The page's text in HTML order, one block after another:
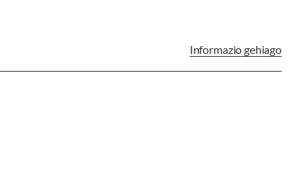
Informazio gehiago